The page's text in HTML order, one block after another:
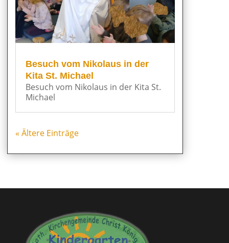
Besuch vom Nikolaus in der
Kita St. Michael
Besuch vom Nikolaus in der Kita St.
Michael
« Ältere Einträge